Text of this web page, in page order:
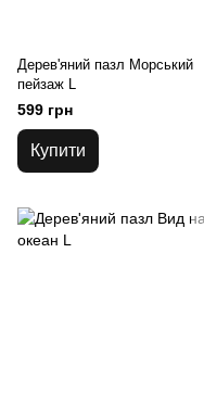
Дерев'яний пазл Морський
пейзаж L
599 грн
Купити